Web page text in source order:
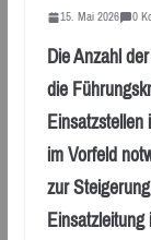
15. Mai 2026 0
Die Anzahl
die
im Vorfeld
zur